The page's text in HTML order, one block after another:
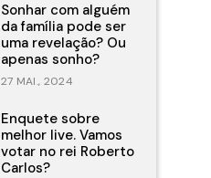
Sonhar com alguém
da família pode ser
uma revelação? Ou
apenas sonho?
27 MAI., 2024
Enquete sobre
melhor live. Vamos
votar no rei Roberto
Carlos?